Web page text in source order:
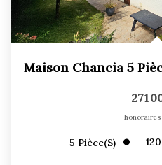
Maison Chancia 5
271
5 Pièce(s) 120